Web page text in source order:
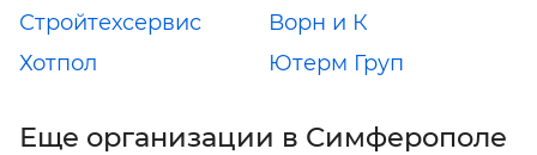
Стройтехсервис
Ворн и К
Хотпол
Ютерм Груп
Еще организации в Симферополе